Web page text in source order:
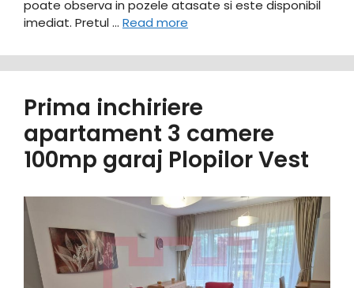
poate observa in pozele atasate si este disponibil
imediat. Pretul … Read more
Prima inchiriere
apartament 3 camere
100mp garaj Plopilor Vest